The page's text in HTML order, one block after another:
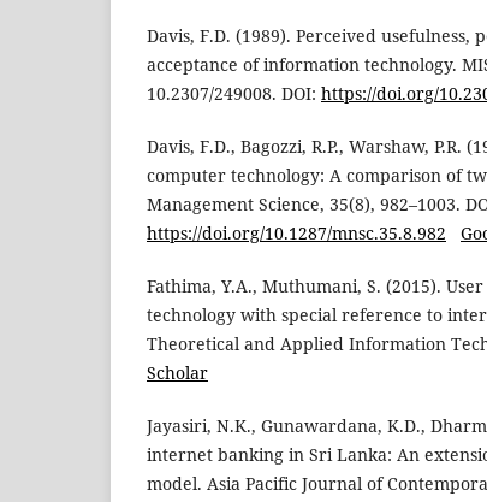
Davis, F.D. (1989). Perceived usefulness,
acceptance of information technology.
10.2307/249008. DOI: https://doi.org/
Davis, F.D., Bagozzi, R.P., Warshaw, P.R.
computer technology: A comparison of
Management Science, 35(8), 982–1003.
https://doi.org/10.1287/mnsc.35.8.982
Fathima, Y.A., Muthumani, S. (2015).
technology with special reference to
Theoretical and Applied Information
Scholar
Jayasiri, N.K., Gunawardana, K.D.,
internet banking in Sri Lanka: An
model. Asia Pacific Journal of